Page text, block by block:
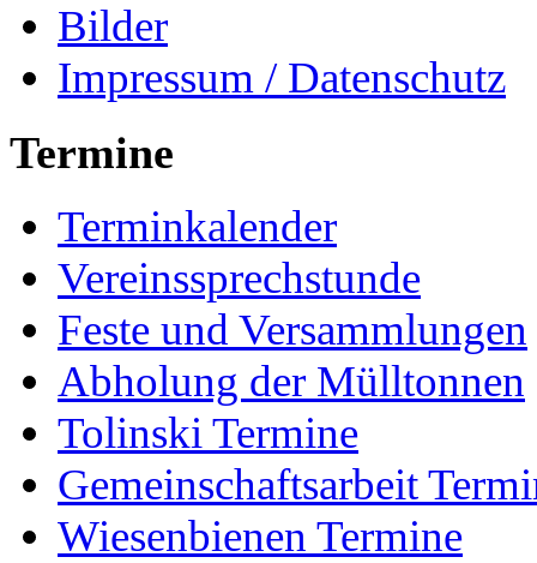
Bilder
Impressum / Datenschutz
Termine
Terminkalender
Vereinssprechstunde
Feste und Versammlungen
Abholung der Mülltonnen
Tolinski Termine
Gemeinschaftsarbeit
Wiesenbienen Termine